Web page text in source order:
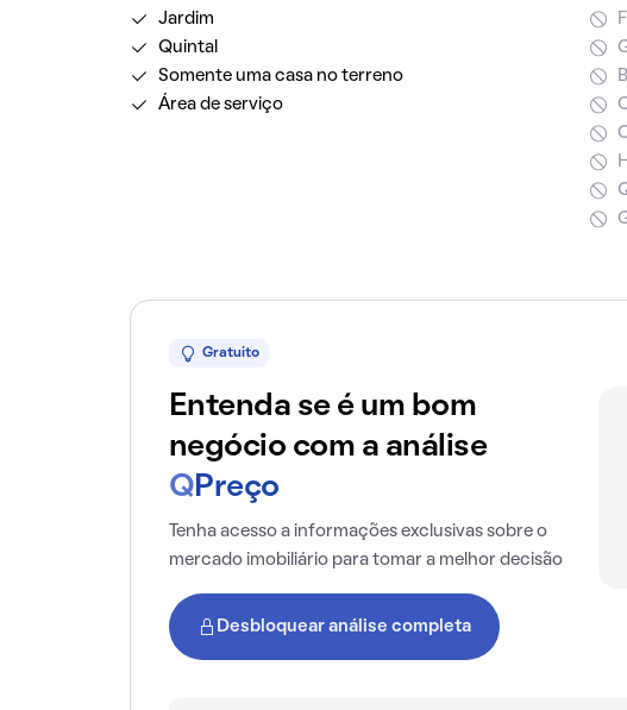
Jardim
Quintal
Somente uma casa no terreno
Área de serviço
Gratuito
Entenda se é um bom
negócio com a análise
Q Preço
Tenha acesso a informações exclusivas sobre o
mercado imobiliário para tomar a melhor decisão
Desbloquear análise completa